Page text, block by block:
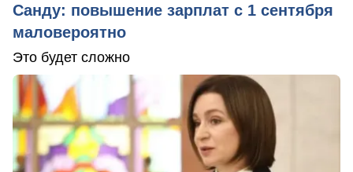
Санду: повышение зарплат с 1 сентября
маловероятно
Это будет сложно